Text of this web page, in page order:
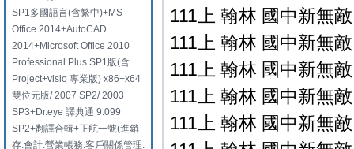
SP1多國語言(含繁中)+MS
Office 2014+AutoCAD
2014+Microsoft Office 2010
Professional Plus SP1版(含
Project+visio 專業版) x86+x64
雙位元版/ 2007 SP2/ 2003
SP3+Dr.eye 譯典通 9.099
SP2+翻譯合輯+正航一號(進銷
存.會計.營業帳務.客戶關係管理.
111上 翰林 國中新無
111上 翰林 國中新無
111上 翰林 國中新無
111上 翰林 國中新無
111上 翰林 國中新無